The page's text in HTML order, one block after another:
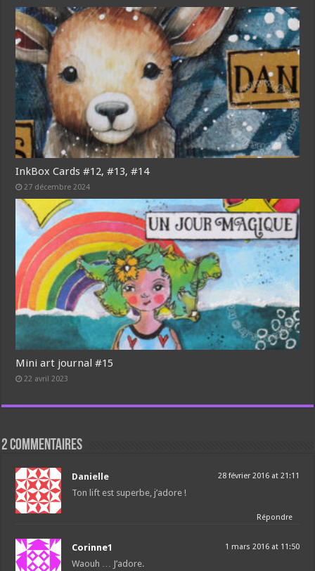
InkBox Cards #12, #13, #14
27 décembre 2024
Mini art journal #15
22 avril 2023
2 commentaires
Danielle 28 février 2016 at 21:11
Ton lift est superbe, j’adore !
Répondre
Corinne1 1 mars 2016 at 11:50
Waouh … J’adore.